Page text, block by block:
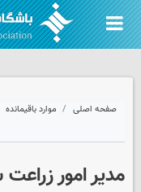
صفحه اصلی موارد باقیمانده
مدیر امور